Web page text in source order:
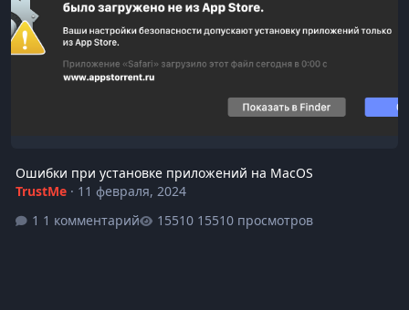
Ошибки при установке приложений на MacOS
TrustMe· 11 февраля, 2024
1 комментарий
15510 просмотров